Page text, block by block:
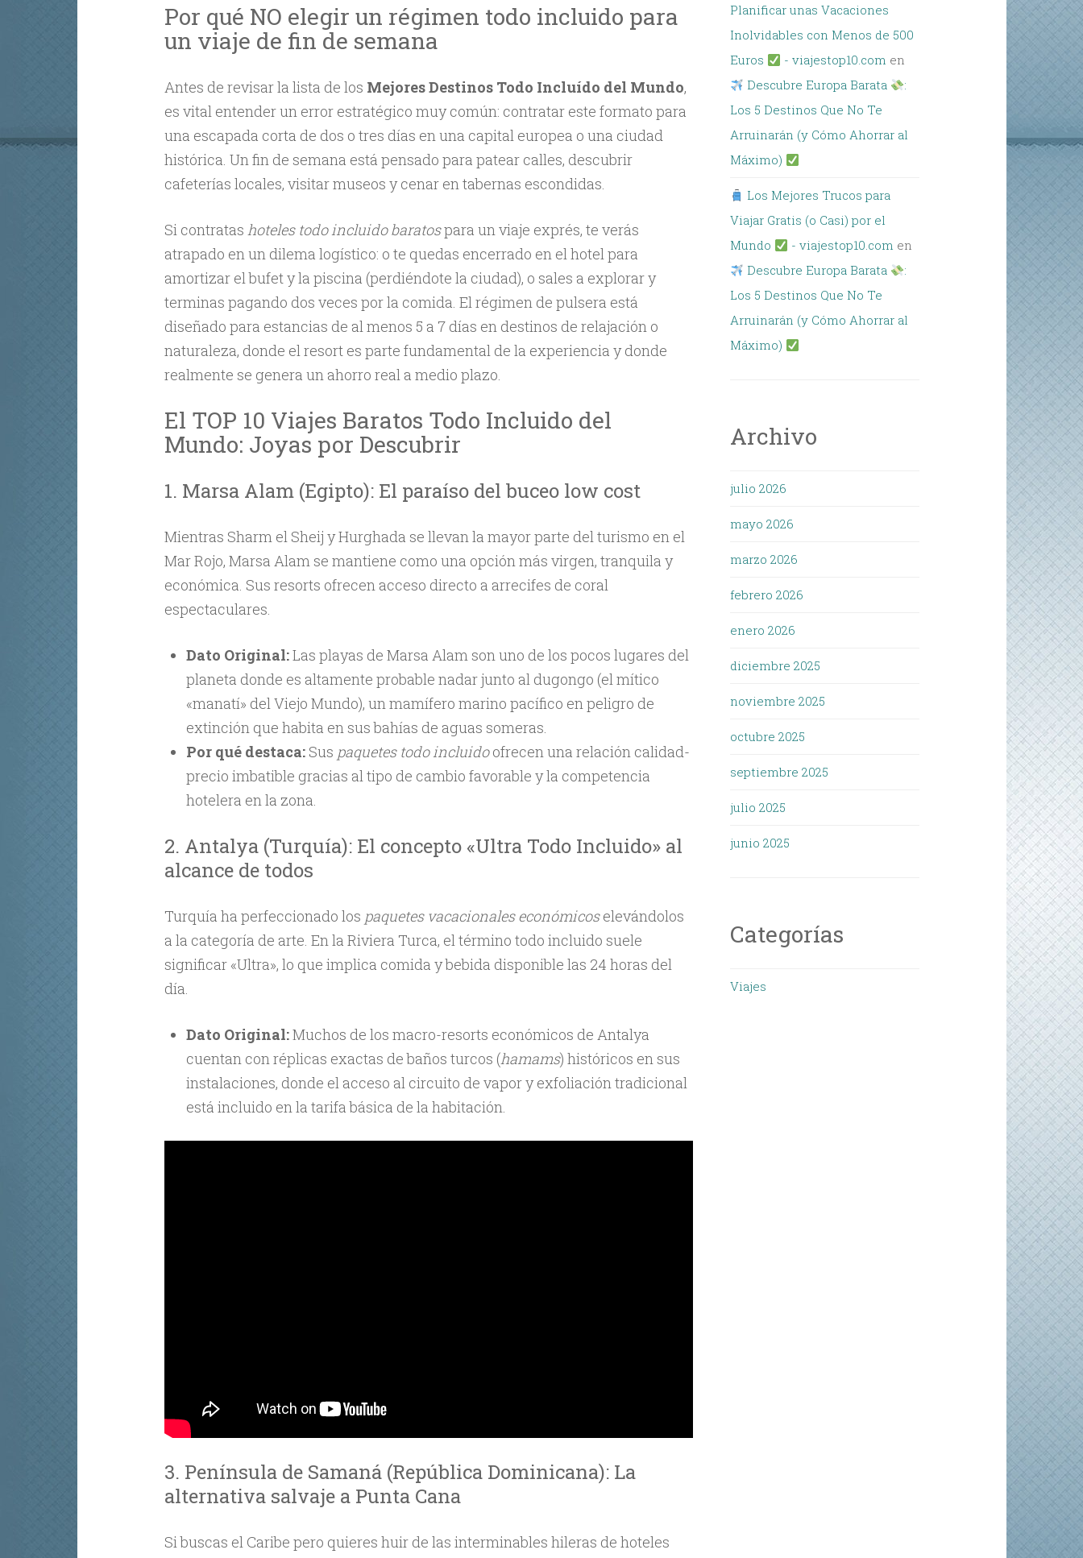
Por qué NO elegir un régimen todo incluido para
un viaje de fin de semana
Antes de revisar la lista de los Mejores Destinos Todo Incluído del Mundo,
es vital entender un error estratégico muy común: contratar este formato para
una escapada corta de dos o tres días en una capital europea o una ciudad
histórica. Un fin de semana está pensado para patear calles, descubrir
cafeterías locales, visitar museos y cenar en tabernas escondidas.
Si contratas hoteles todo incluido baratospara un viaje exprés, te verás
atrapado en un dilema logístico: o te quedas encerrado en el hotel para
amortizar el bufet y la piscina (perdiéndote la ciudad), o sales a explorar y
terminas pagando dos veces por la comida. El régimen de pulsera está
diseñado para estancias de al menos 5 a 7 días en destinos de relajación o
naturaleza, donde el resort es parte fundamental de la experiencia y donde
realmente se genera un ahorro real a medio plazo.
El TOP 10 Viajes Baratos Todo Incluido del
Mundo: Joyas por Descubrir
1. Marsa Alam (Egipto): El paraíso del buceo low cost
Mientras Sharm el Sheij y Hurghada se llevan la mayor parte del turismo en el
Mar Rojo, Marsa Alam se mantiene como una opción más virgen, tranquila y
económica. Sus resorts ofrecen acceso directo a arrecifes de coral
espectaculares.
Dato Original:Las playas de Marsa Alam son uno de los pocos lugares del
planeta donde es altamente probable nadar junto al dugongo (el mítico
«manatí» del Viejo Mundo), un mamífero marino pacífico en peligro de
extinción que habita en sus bahías de aguas someras.
Por qué destaca:Sus paquetes todo incluidoofrecen una relación calidad-
precio imbatible gracias al tipo de cambio favorable y la competencia
hotelera en la zona.
2. Antalya (Turquía): El concepto «Ultra Todo Incluido» al
alcance de todos
Turquía ha perfeccionado los paquetes vacacionales económicoselevándolos
a la categoría de arte. En la Riviera Turca, el término todo incluido suele
significar «Ultra», lo que implica comida y bebida disponible las 24 horas del
día.
Dato Original:Muchos de los macro-resorts económicos de Antalya
cuentan con réplicas exactas de baños turcos (hamams) históricos en sus
instalaciones, donde el acceso al circuito de vapor y exfoliación tradicional
está incluido en la tarifa básica de la habitación.
3. Península de Samaná (República Dominicana): La
alternativa salvaje a Punta Cana
Si buscas el Caribe pero quieres huir de las interminables hileras de hoteles
Planificar unas Vacaciones
Inolvidables con Menos de 500
Euros
- viajestop10.com en
Descubre Europa Barata
:
Los 5 Destinos Que No Te
Arruinarán (y Cómo Ahorrar al
Máximo)
Los Mejores Trucos para
Viajar Gratis (o Casi) por el
Mundo
- viajestop10.com en
Descubre Europa Barata
:
Los 5 Destinos Que No Te
Arruinarán (y Cómo Ahorrar al
Máximo)
Archivo
julio 2026
mayo 2026
marzo 2026
febrero 2026
enero 2026
diciembre 2025
noviembre 2025
octubre 2025
septiembre 2025
julio 2025
junio 2025
Categorías
Viajes